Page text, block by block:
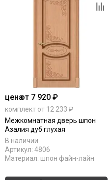
ценаот 7 920 ₽
комплект от 12 233 ₽
Межкомнатная дверь шпон
Азалия дуб глухая
В наличии
Артикул: 4806
Материал: шпон файн-лайн